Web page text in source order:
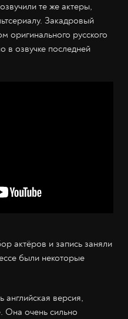
те же актеры,
Закадровый
оригинального русского
в озвучке последней
актёров и запись заняли
были некоторые
английская версия,
Она очень сильно